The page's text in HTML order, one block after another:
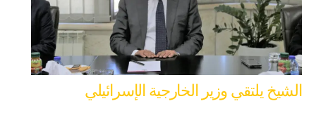
الشيخ يلتقي وزير الخارجية الإسرائيلي